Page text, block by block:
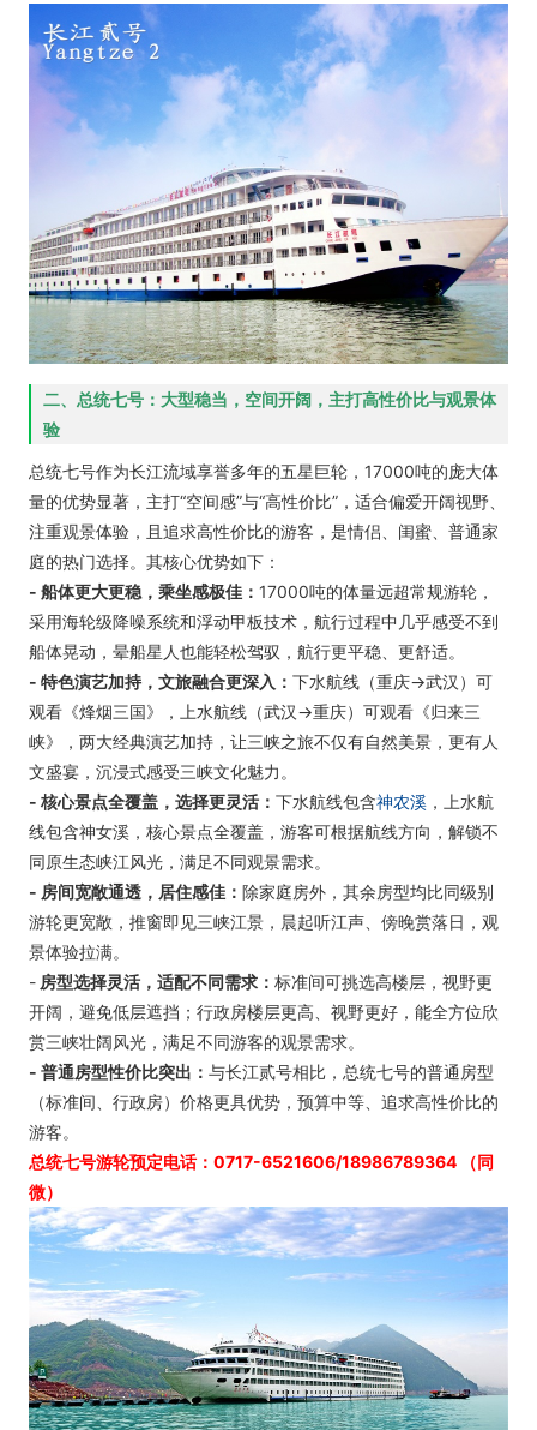
二、总统七号：大型稳当，空间开阔，主打高性价比与观景体
验
总统七号作为长江流域享誉多年的五星巨轮，17000吨的庞大体
量的优势显著，主打“空间感”与“高性价比”，适合偏爱开阔视野、
注重观景体验，且追求高性价比的游客，是情侣、闺蜜、普通家
庭的热门选择。其核心优势如下：
- 船体更大更稳，乘坐感极佳： 17000吨的体量远超常规游轮，
采用海轮级降噪系统和浮动甲板技术，航行过程中几乎感受不到
船体晃动，晕船星人也能轻松驾驭，航行更平稳、更舒适。
- 特色演艺加持，文旅融合更深入： 下水航线（重庆→武汉）可
观看《烽烟三国》，上水航线（武汉→重庆）可观看《归来三
峡》，两大经典演艺加持，让三峡之旅不仅有自然美景，更有人
文盛宴，沉浸式感受三峡文化魅力。
- 核心景点全覆盖，选择更灵活： 下水航线包含神农溪 ，上水航
线包含神女溪，核心景点全覆盖，游客可根据航线方向，解锁不
同原生态峡江风光，满足不同观景需求。
- 房间宽敞通透，居住感佳： 除家庭房外，其余房型均比同级别
游轮更宽敞，推窗即见三峡江景，晨起听江声、傍晚赏落日，观
景体验拉满。
- 房型选择灵活，适配不同需求： 标准间可挑选高楼层，视野更
开阔，避免低层遮挡；行政房楼层更高、视野更好，能全方位欣
赏三峡壮阔风光，满足不同游客的观景需求。
- 普通房型性价比突出： 与长江贰号相比，总统七号的普通房型
（标准间、行政房）价格更具优势，预算中等、追求高性价比的
游客。
总统七号游轮预定电话：0717-6521606/18986789364
（同
微）